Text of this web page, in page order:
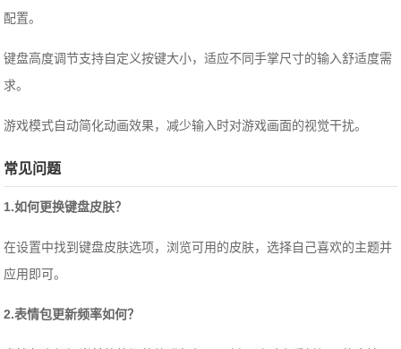
配置。
键盘高度调节支持自定义按键大小，适应不同手掌尺寸的输入舒适度需
求。
游戏模式自动简化动画效果，减少输入时对游戏画面的视觉干扰。
常见问题
1.如何更换键盘皮肤？
在设置中找到键盘皮肤选项，浏览可用的皮肤，选择自己喜欢的主题并
应用即可。
2.表情包更新频率如何？